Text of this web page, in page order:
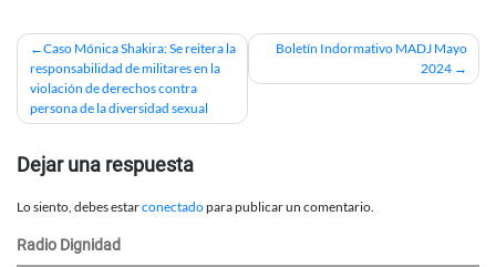
Navegación
de
entradas
Caso Mónica Shakira: Se reitera la
responsabilidad de militares en la
violación de derechos contra
persona de la diversidad sexual
Boletín Indormativo MADJ Mayo
2024
Dejar una respuesta
Lo siento, debes estarconectadopara publicar un comentario.
Radio Dignidad